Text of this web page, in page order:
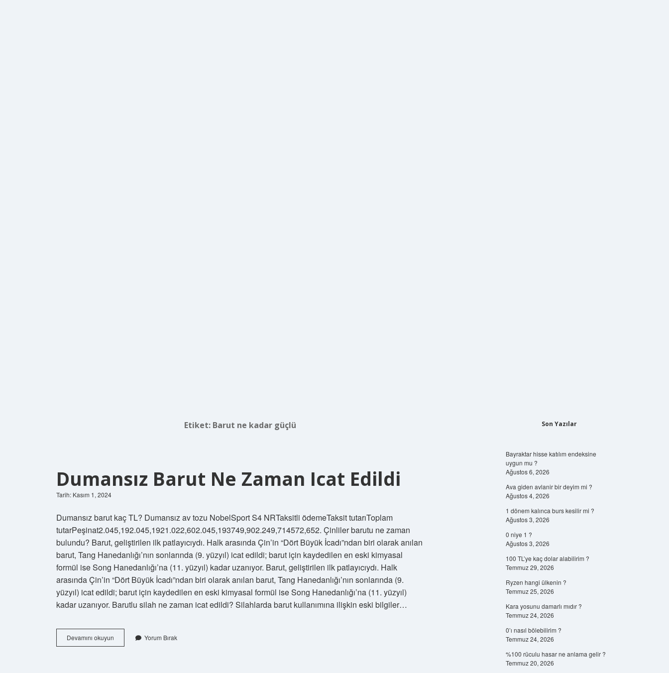
Etiket: Barut ne kadar güçlü
Dumansız Barut Ne Zaman Icat Edildi
Tarih: Kasım 1, 2024
Dumansız barut kaç TL? Dumansız av tozu NobelSport S4 NRTaksitli ödemeTaksit tutarıToplam
tutarPeşinat2.045,192.045,1921.022,602.045,193749,902.249,714572,652. Çinliler barutu ne zaman
bulundu? Barut, geliştirilen ilk patlayıcıydı. Halk arasında Çin’in “Dört Büyük İcadı”ndan biri olarak anılan
barut, Tang Hanedanlığı’nın sonlarında (9. yüzyıl) icat edildi; barut için kaydedilen en eski kimyasal
formül ise Song Hanedanlığı’na (11. yüzyıl) kadar uzanıyor. Barut, geliştirilen ilk patlayıcıydı. Halk
arasında Çin’in “Dört Büyük İcadı”ndan biri olarak anılan barut, Tang Hanedanlığı’nın sonlarında (9.
yüzyıl) icat edildi; barut için kaydedilen en eski kimyasal formül ise Song Hanedanlığı’na (11. yüzyıl)
kadar uzanıyor. Barutlu silah ne zaman icat edildi? Silahlarda barut kullanımına ilişkin eski bilgiler…
Devamını okuyun Dumansız
Barut
Yorum Bırak
Son Yazılar
Bayraktar hisse katılım endeksine
uygun mu ?
Ağustos 6, 2026
Ava giden avlanir bir deyim mi ?
Ağustos 4, 2026
1 dönem kalınca burs kesilir mi ?
Ağustos 3, 2026
0 niye 1 ?
Ağustos 3, 2026
100 TL’ye kaç dolar alabilirim ?
Temmuz 29, 2026
Ryzen hangi ülkenin ?
Temmuz 25, 2026
Kara yosunu damarlı mıdır ?
Temmuz 24, 2026
0’ı nasıl bölebilirim ?
Temmuz 24, 2026
%100 rüculu hasar ne anlama gelir ?
Temmuz 20, 2026